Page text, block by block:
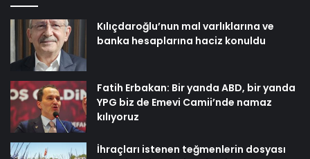
Kılıçdaroğlu’nun mal varlıklarına ve
banka hesaplarına haciz konuldu
Fatih Erbakan: Bir yanda ABD, bir yanda
YPG biz de Emevi Camii’nde namaz
kılıyoruz
İhraçları istenen teğmenlerin dosyası